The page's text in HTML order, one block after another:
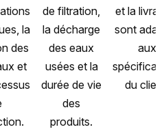
la
des
et
de filtration,
la décharge
des eaux
usées et la
durée de vie
des
produits.
et la
sont
aux
du